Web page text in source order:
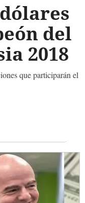
del
2018
que participarán el